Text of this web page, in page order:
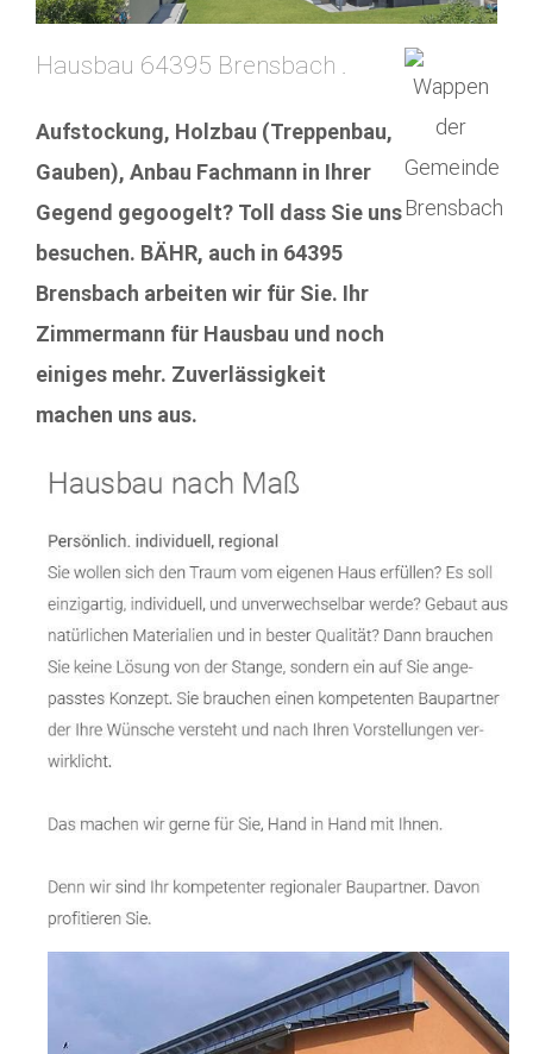
Hausbau 64395 Brensbach .
Aufstockung, Holzbau (Treppenbau,
Gauben), Anbau Fachmann in Ihrer
Gegend gegoogelt? Toll dass Sie uns
besuchen. BÄHR, auch in 64395
Brensbach arbeiten wir für Sie. Ihr
Zimmermann für Hausbau und noch
einiges mehr. Zuverlässigkeit
machen uns aus.